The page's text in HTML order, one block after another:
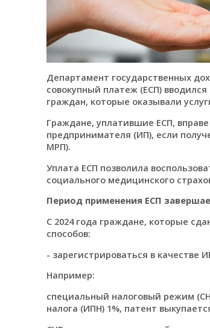
Департамент государственных
совокупный платеж (ЕСП)
граждан, которые оказывали
Граждане, уплатившие ЕСП,
предпринимателя (ИП), если
МРП).
Уплата ЕСП позволила
социального медицинского
Период применения ЕСП
С 2024 года граждане, которые
способов:
- зарегистрироваться в качестве
Например:
специальный налоговый режим
налога (ИПН) 1%, патент